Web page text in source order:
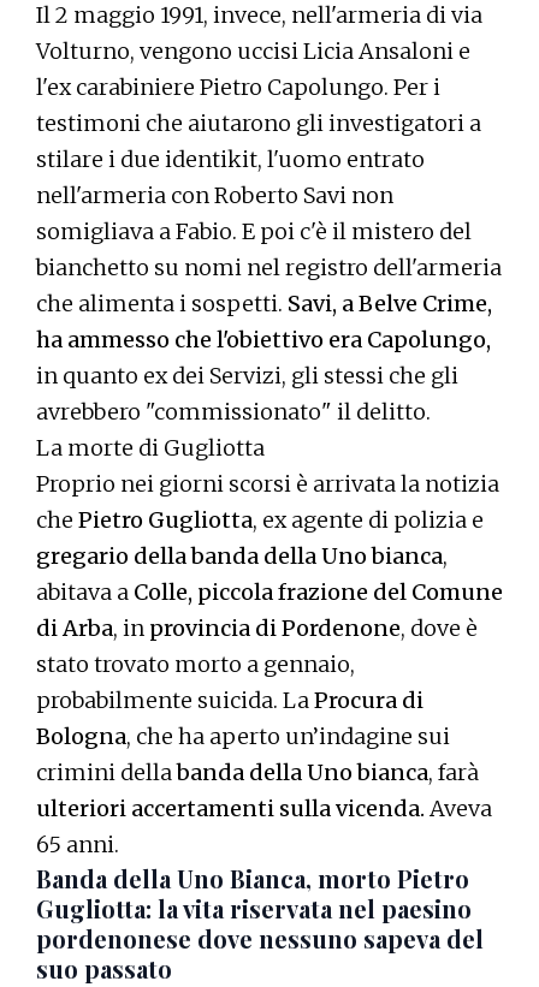
Il 2 maggio 1991, invece, nell'armeria di via
Volturno, vengono uccisi Licia Ansaloni e
l'ex carabiniere Pietro Capolungo. Per i
testimoni che aiutarono gli investigatori a
stilare i due identikit, l'uomo entrato
nell'armeria con Roberto Savi non
somigliava a Fabio. E poi c'è il mistero del
bianchetto su nomi nel registro dell'armeria
che alimenta i sospetti. Savi, a Belve Crime,
ha ammesso che l'obiettivo era Capolungo,
in quanto ex dei Servizi, gli stessi che gli
avrebbero "commissionato" il delitto.
La morte di Gugliotta
Proprio nei giorni scorsi è arrivata la notizia
che Pietro Gugliotta, ex agente di polizia e
gregario della banda della Uno bianca,
abitava a Colle, piccola frazione del Comune
di Arba, in provincia di Pordenone, dove è
stato trovato morto a gennaio,
probabilmente suicida. LaProcura di
Bologna, che ha aperto un’indagine sui
crimini dellabanda della Uno bianca, farà
ulteriori accertamenti sulla vicenda. Aveva
65 anni.
Banda della Uno Bianca, morto Pietro
Gugliotta: la vita riservata nel paesino
pordenonese dove nessuno sapeva del
suo passato